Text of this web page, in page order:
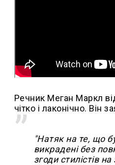
Речник Меган Маркл
чітко і лаконічно. Він
"Натяк на те, що
викрадені без
згоди стилістів